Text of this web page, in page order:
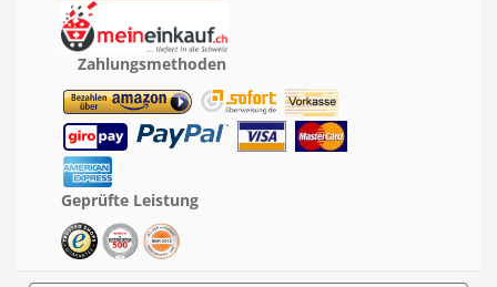
Zahlungsmethoden
Geprüfte Leistung